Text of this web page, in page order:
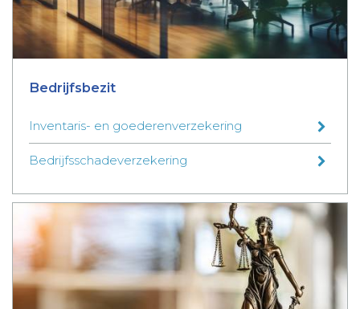
Bedrijfsbezit
Inventaris- en goederenverzekering
Bedrijfsschadeverzekering